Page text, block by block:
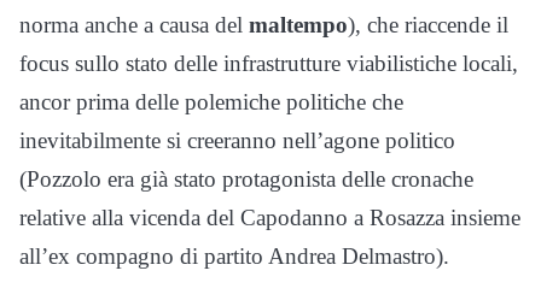
norma anche a causa del maltempo), che riaccende il
focus sullo stato delle infrastrutture viabilistiche locali,
ancor prima delle polemiche politiche che
inevitabilmente si creeranno nell’agone politico
(Pozzolo era già stato protagonista delle cronache
relative alla vicenda del Capodanno a Rosazza insieme
all’ex compagno di partito Andrea Delmastro).